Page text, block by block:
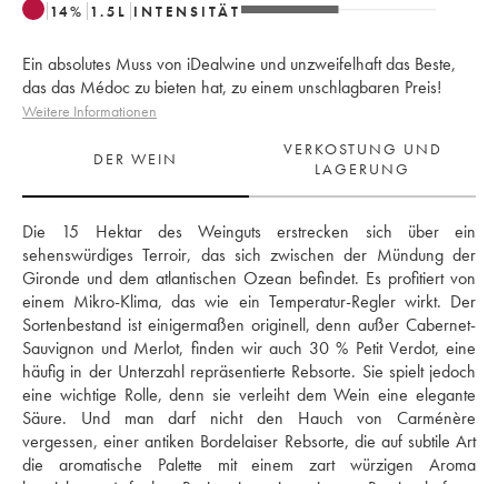
14% 1.5 L INTENSITÄT
Ein absolutes Muss von iDealwine und unzweifelhaft das Beste,
das das Médoc zu bieten hat, zu einem unschlagbaren Preis!
Weitere Informationen
DER WEIN
VERKOSTUNG UND
LAGERUNG
Die 15 Hektar des Weinguts erstrecken sich über ein
sehenswürdiges Terroir, das sich zwischen der Mündung der
Gironde und dem atlantischen Ozean befindet. Es profitiert von
einem Mikro-Klima, das wie ein Temperatur-Regler wirkt. Der
Sortenbestand ist einigermaßen originell, denn außer Cabernet-
Sauvignon und Merlot, finden wir auch 30 % Petit Verdot, eine
häufig in der Unterzahl repräsentierte Rebsorte. Sie spielt jedoch
eine wichtige Rolle, denn sie verleiht dem Wein eine elegante
Säure. Und man darf nicht den Hauch von Carménère
vergessen, einer antiken Bordelaiser Rebsorte, die auf subtile Art
die aromatische Palette mit einem zart würzigen Aroma